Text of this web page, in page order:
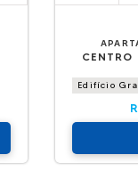
CENTRO
Edifício